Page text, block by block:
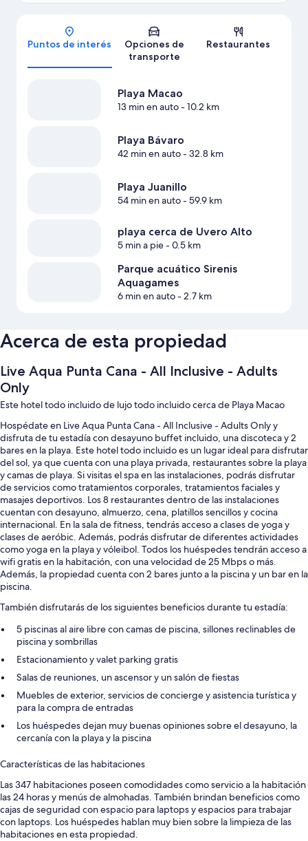
Mapa
Puntos de interés
Opciones de
transporte
Restaurantes
Playa Macao
13 min en auto- 10.2 km
Playa Bávaro
42 min en auto- 32.8 km
Playa Juanillo
54 min en auto- 59.9 km
playa cerca de Uvero Alto
5 min a pie- 0.5 km
Parque acuático Sirenis
Aquagames
6 min en auto- 2.7 km
Acerca de esta propiedad
Live Aqua Punta Cana - All Inclusive - Adults
Only
Este hotel todo incluido de lujo todo incluido cerca de Playa Macao
Hospédate en Live Aqua Punta Cana - All Inclusive - Adults Only y
disfruta de tu estadía con desayuno buffet incluido, una discoteca y 2
bares en la playa. Este hotel todo incluido es un lugar ideal para disfrutar
del sol, ya que cuenta con una playa privada, restaurantes sobre la playa
y camas de playa. Si visitas el spa en las instalaciones, podrás disfrutar
de servicios como tratamientos corporales, tratamientos faciales y
masajes deportivos. Los 8 restaurantes dentro de las instalaciones
cuentan con desayuno, almuerzo, cena, platillos sencillos y cocina
internacional. En la sala de fitness, tendrás acceso a clases de yoga y
clases de aeróbic. Además, podrás disfrutar de diferentes actividades
como yoga en la playa y vóleibol. Todos los huéspedes tendrán acceso a
wifi gratis en la habitación, con una velocidad de 25 Mbps o más.
Además, la propiedad cuenta con 2 bares junto a la piscina y un bar en la
piscina.
También disfrutarás de los siguientes beneficios durante tu estadía:
5 piscinas al aire libre con camas de piscina, sillones reclinables de
piscina y sombrillas
Estacionamiento y valet parking gratis
Salas de reuniones, un ascensor y un salón de fiestas
Muebles de exterior, servicios de concierge y asistencia turística y
para la compra de entradas
Los huéspedes dejan muy buenas opiniones sobre el desayuno, la
cercanía con la playa y la piscina
Características de las habitaciones
Las 347 habitaciones poseen comodidades como servicio a la habitación
las 24 horas y menús de almohadas. También brindan beneficios como
cajas de seguridad con espacio para laptops y espacios para trabajar
con laptops. Los huéspedes hablan muy bien sobre la limpieza de las
habitaciones en esta propiedad.